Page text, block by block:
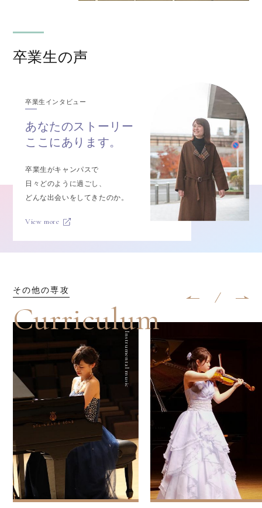
卒業生の声
卒業生インタビュー
あなたのストーリー
ここにあります。
卒業生がキャンパスで
日々どのように過ごし、
どんな出会いをしてきたのか。
View more
Curriculum
その他の専攻
Instrumental music